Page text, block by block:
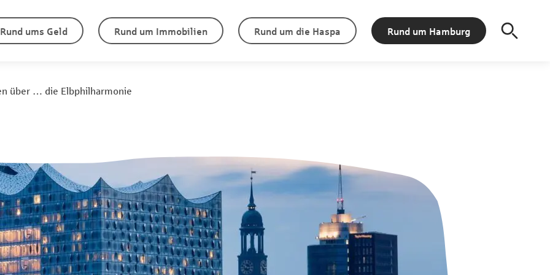
Rund ums Geld Rund um Immobilien Rund um die Haspa Rund um Hamburg
über … die Elbphilharmonie